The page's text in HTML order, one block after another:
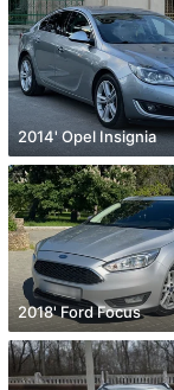
2014' Opel Insignia
2018' Ford Focus